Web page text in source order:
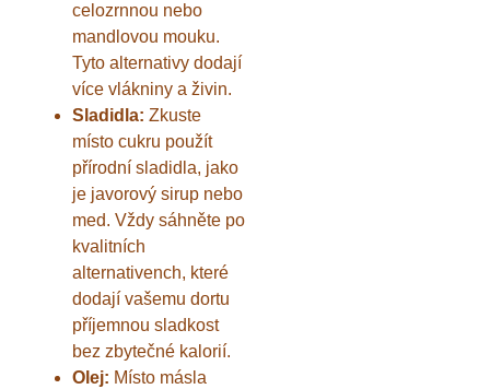
celozrnnou nebo
mandlovou mouku.
Tyto alternativy dodají
více vlákniny a živin.
Sladidla: Zkuste
místo cukru použít
přírodní sladidla, jako
je javorový sirup nebo
med. Vždy sáhněte po
kvalitních
alternativench, které
dodají vašemu dortu
příjemnou sladkost
bez zbytečné kalorií.
Olej: Místo másla